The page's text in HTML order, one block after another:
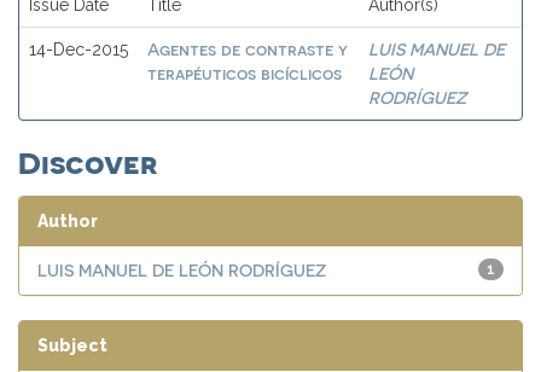
Issue Date Title Author(s)
14-Dec-2015
Agentes de contraste y
terapéuticos bicíclicos
LUIS MANUEL DE
LEÓN
RODRÍGUEZ
Discover
Author
1
LUIS MANUEL DE LEÓN RODRÍGUEZ
Subject